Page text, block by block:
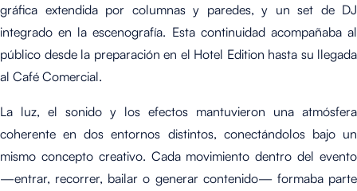
gráfica extendida por columnas y paredes, y un set de DJ
integrado en la escenografía. Esta continuidad acompañaba al
público desde la preparación en el Hotel Edition hasta su llegada
al Café Comercial.
La luz, el sonido y los efectos mantuvieron una atmósfera
coherente en dos entornos distintos, conectándolos bajo un
mismo concepto creativo. Cada movimiento dentro del evento
—entrar, recorrer, bailar o generar contenido— formaba parte